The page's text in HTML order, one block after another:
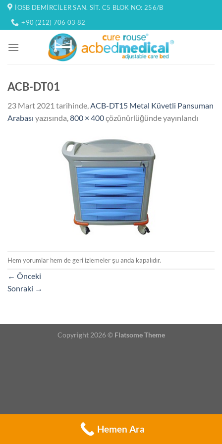
İçeriğe
atla
İOSB DEMIRCILER SAN. SIT. C5 BLOK NO: 256/B
+90 (212) 706 03 82
ACB-DT01
23 Mart 2021 tarihinde,ACB-DT15 Metal Küvetli Pansuman
Arabası yazısında,800 × 400çözünürlüğünde yayınlandı
Hem yorumlar hem de geri izlemeler şu anda kapalıdır.
← Önceki
Sonraki →
Copyright 2026 © Flatsome Theme
Hemen Ara